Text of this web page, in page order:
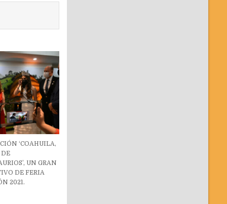
‘COAHUILA,
DE
UN GRAN
DE FERIA
2021.